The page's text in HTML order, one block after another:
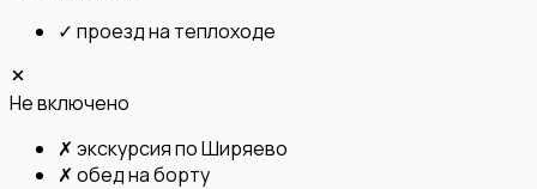
✓ проезд на теплоходе
Не включено
✗ экскурсия по Ширяево
✗ обед на борту